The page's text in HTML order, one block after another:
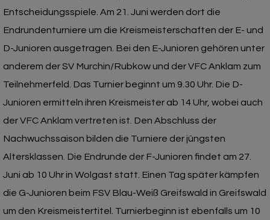
Entscheidungsspiele. Am 21. Juni werden dort die
Endrundenturniere um die Kreismeisterschaften der E- und
D-Junioren ausgetragen. Bei den E-Junioren gehören unter
anderem der SV Murchin/Rubkow und der VFC Anklam zum
Teilnehmerfeld. Das Turnier beginnt um 9.30 Uhr. Die D-
Junioren ermitteln ihren Kreismeister ab 14 Uhr, wobei auch
der VFC Anklam vertreten ist. Den Abschluss der
Nachwuchssaison bilden die Turniere der jüngsten
Altersklassen. Die Endrunde der F-Junioren findet am 27.
Juni ab 10 Uhr in Wolgast statt. Einen Tag später kämpfen
die G-Junioren beim FSV Blau-Weiß Greifswald in Greifswald
um den Kreismeistertitel. Turnierbeginn ist ebenfalls um 10